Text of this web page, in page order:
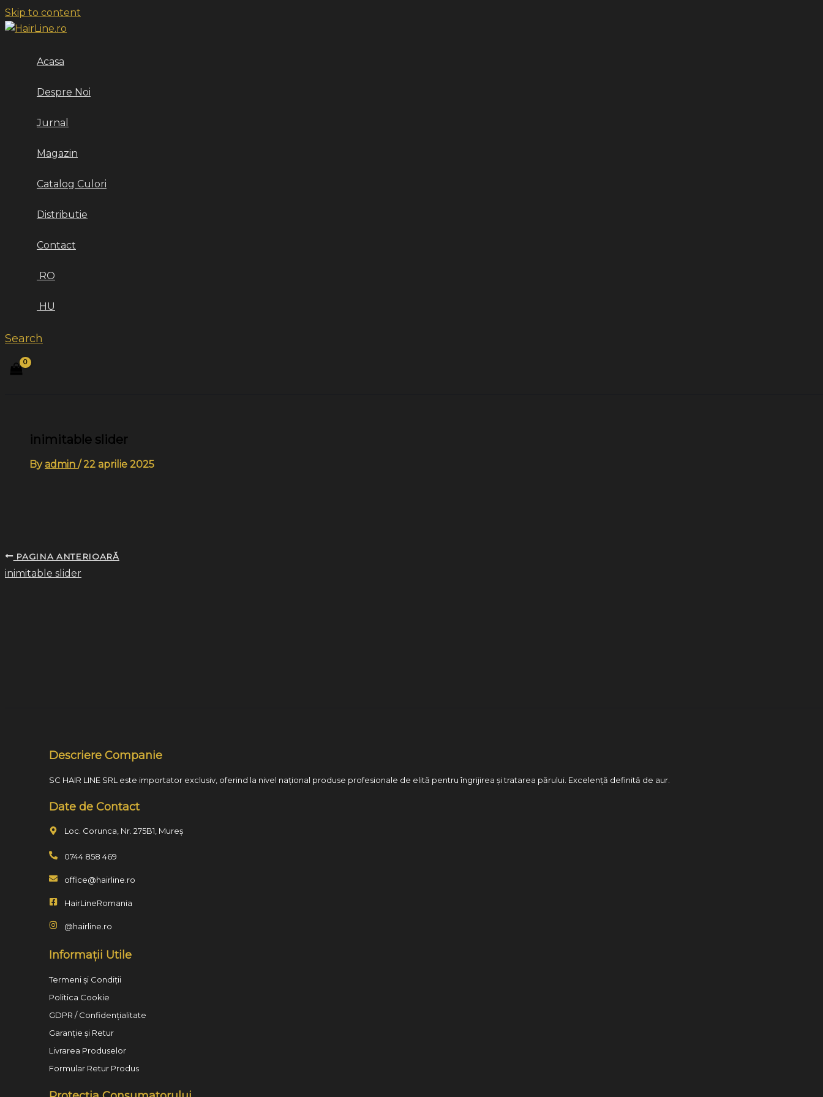
Skip to content
Acasa
Despre Noi
Jurnal
Magazin
Catalog Culori
Distributie
Contact
RO
HU
Search
inimitable slider
By admin /22 aprilie 2025
PAGINA ANTERIOARĂ
inimitable slider
Descriere Companie
SC HAIR LINE SRL este importator exclusiv, oferind la nivel național produse profesionale de elită pentru îngrijirea și tratarea părului. Excelență definită de aur.
Date de Contact
Loc. Corunca, Nr. 275B1, Mureș
0744 858 469
office@hairline.ro
HairLineRomania
@hairline.ro
Informații Utile
Termeni și Condiții
Politica Cookie
GDPR / Confidențialitate
Garanție și Retur
Livrarea Produselor
Formular Retur Produs